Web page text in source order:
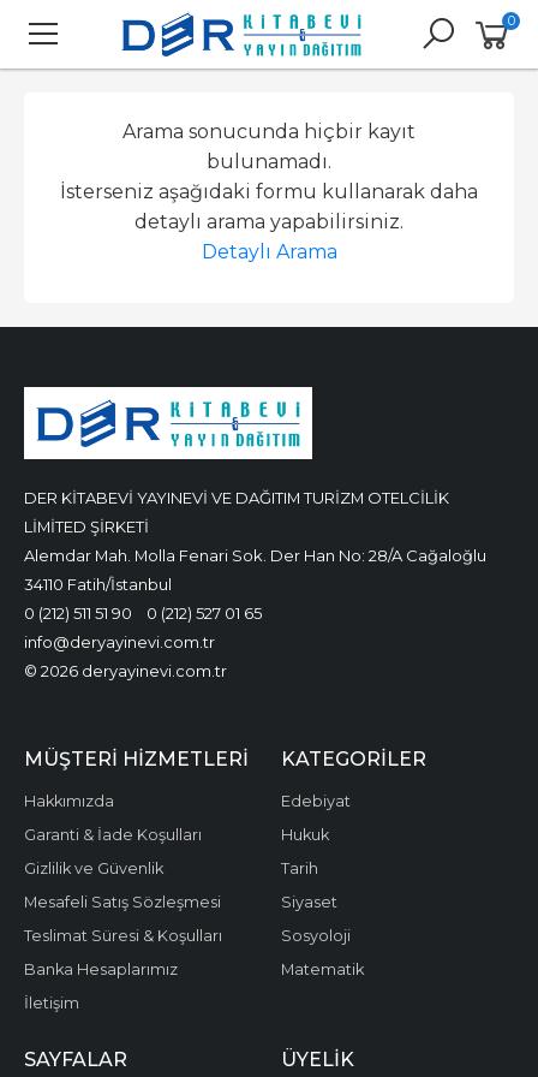
0
Arama sonucunda hiçbir kayıt
bulunamadı.
İsterseniz aşağıdaki formu kullanarak daha
detaylı arama yapabilirsiniz.
Detaylı Arama
DER KİTABEVİ YAYINEVİ VE DAĞITIM TURİZM OTELCİLİK
LİMİTED ŞİRKETİ
Alemdar Mah. Molla Fenari Sok. Der Han No: 28/A Cağaloğlu
34110 Fatih/İstanbul
0 (212) 511 51 90
0 (212) 527 01 65
info@deryayinevi.com.tr
© 2026 deryayinevi.com.tr
MÜŞTERI HIZMETLERI
Hakkımızda
Garanti & İade Koşulları
Gizlilik ve Güvenlik
Mesafeli Satış Sözleşmesi
Teslimat Süresi & Koşulları
Banka Hesaplarımız
İletişim
KATEGORILER
Edebiyat
Hukuk
Tarih
Siyaset
Sosyoloji
Matematik
SAYFALAR ÜYELIK